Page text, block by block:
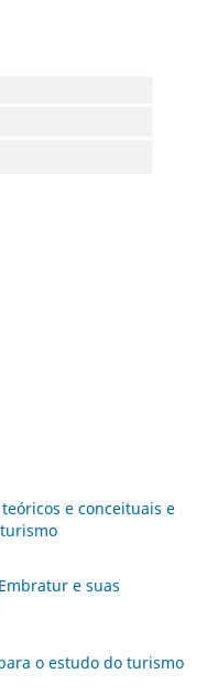
e conceituais e
e suas
o estudo do turismo